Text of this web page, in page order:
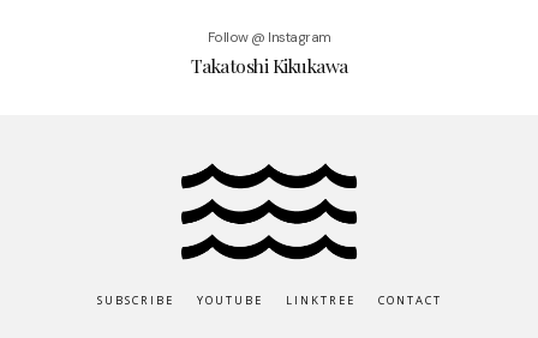
Follow @ Instagram
Takatoshi Kikukawa
SUBSCRIBE YOUTUBE LINKTREE CONTACT